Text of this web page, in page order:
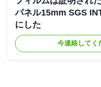
パネル15mm SGS
にした
今連絡してく